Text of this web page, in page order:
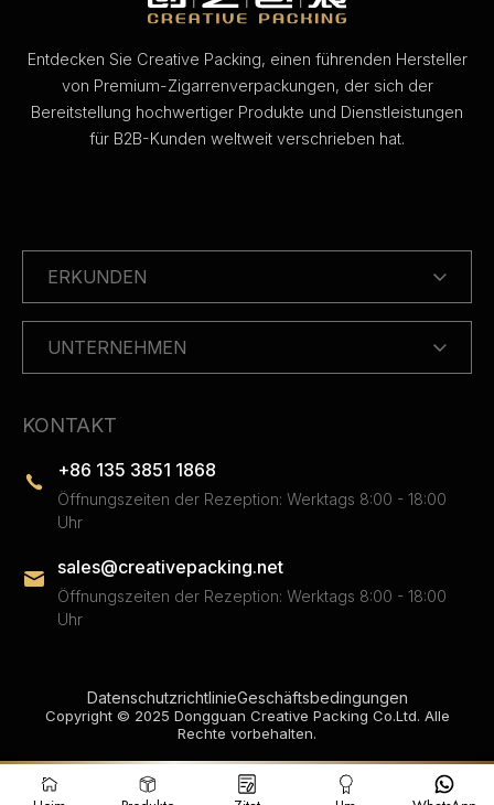
Entdecken Sie Creative Packing, einen führenden Hersteller
von Premium-Zigarrenverpackungen, der sich der
Bereitstellung hochwertiger Produkte und Dienstleistungen
für B2B-Kunden weltweit verschrieben hat.
ERKUNDEN
UNTERNEHMEN
KONTAKT
+86 135 3851 1868
Öffnungszeiten der Rezeption: Werktags 8:00 - 18:00
Uhr
sales@creativepacking.net
Öffnungszeiten der Rezeption: Werktags 8:00 - 18:00
Uhr
Copyright © 2025 Dongguan Creative Packing Co.Ltd. Alle
Rechte vorbehalten.
DatenschutzrichtlinieGeschäftsbedingungen